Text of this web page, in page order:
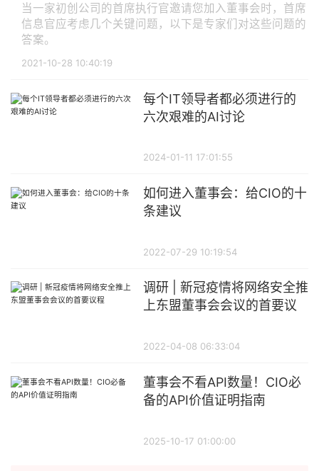
当一家初创公司的首席执行官邀请您加入董事会时，首席
信息官应考虑几个关键问题，以下是专家们对这些问题的
答案。
2021-10-28 10:40:19
每个IT领导者都必须进行的
六次艰难的AI讨论
2024-01-11 17:01:55
如何进入董事会：给CIO的十
条建议
2022-07-29 10:19:54
调研 | 新冠疫情将网络安全推
上东盟董事会会议的首要议
2022-04-08 06:33:04
董事会不看API数量！CIO必
备的API价值证明指南
2025-10-17 01:00:00